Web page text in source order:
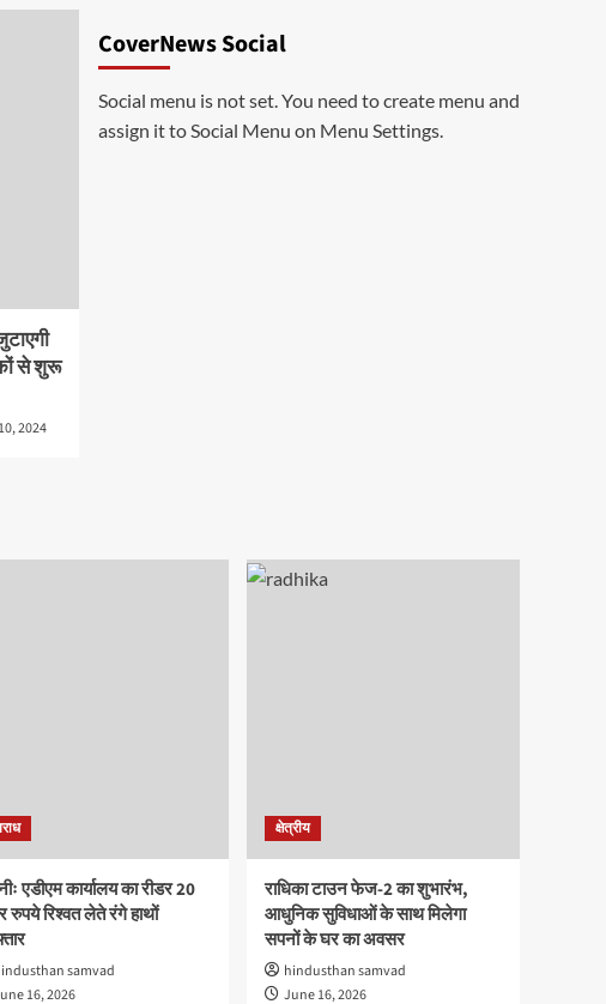
से शुरू
2024
CoverNews Social
Social menu is not set. You need to create menu and
assign it to Social Menu on Menu Settings.
एडीएम कार्यालय का रीडर 20
रुपये रिश्वत लेते रंगे हाथों
samvad
16, 2026
क्षेत्रीय
राधिका टाउन फेज-2 का शुभारंभ,
आधुनिक सुविधाओं के साथ मिलेगा
सपनों के घर का अवसर
hindusthan samvad
June 16, 2026